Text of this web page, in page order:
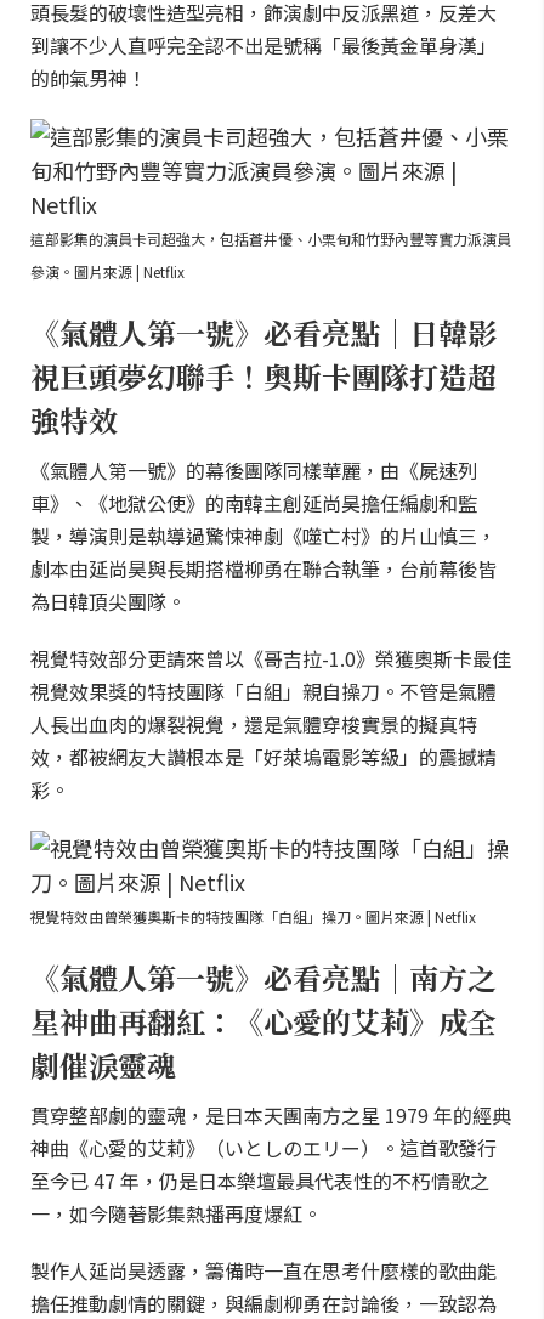
頭長髮的破壞性造型亮相，飾演劇中反派黑道，反差大
到讓不少人直呼完全認不出是號稱「最後黃金單身漢」
的帥氣男神！
這部影集的演員卡司超強大，包括蒼井優、小栗旬和竹野內豐等實力派演員
參演。圖片來源 | Netflix
《氣體人第一號》必看亮點｜日韓影
視巨頭夢幻聯手！奧斯卡團隊打造超
強特效
《氣體人第一號》的幕後團隊同樣華麗，由《屍速列
車》、《地獄公使》的南韓主創延尚昊擔任編劇和監
製，導演則是執導過驚悚神劇《噬亡村》的片山慎三，
劇本由延尚昊與長期搭檔柳勇在聯合執筆，台前幕後皆
為日韓頂尖團隊。
視覺特效部分更請來曾以《哥吉拉-1.0》榮獲奧斯卡最佳
視覺效果獎的特技團隊「白組」親自操刀。不管是氣體
人長出血肉的爆裂視覺，還是氣體穿梭實景的擬真特
效，都被網友大讚根本是「好萊塢電影等級」的震撼精
彩。
視覺特效由曾榮獲奧斯卡的特技團隊「白組」操刀。圖片來源 | Netflix
《氣體人第一號》必看亮點｜南方之
星神曲再翻紅：《心愛的艾莉》成全
劇催淚靈魂
貫穿整部劇的靈魂，是日本天團南方之星 1979 年的經典
神曲《心愛的艾莉》（いとしのエリー）。這首歌發行
至今已 47 年，仍是日本樂壇最具代表性的不朽情歌之
一，如今隨著影集熱播再度爆紅。
製作人延尚昊透露，籌備時一直在思考什麼樣的歌曲能
擔任推動劇情的關鍵，與編劇柳勇在討論後，一致認為